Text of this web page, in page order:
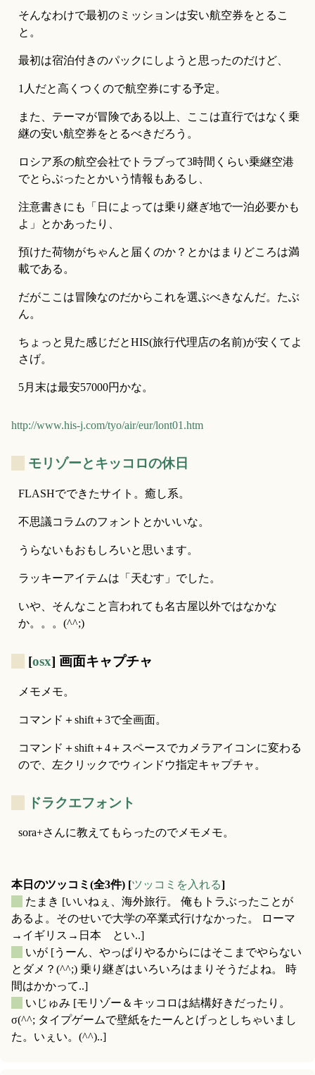
そんなわけで最初のミッションは安い航空券をとるこ
と。
最初は宿泊付きのパックにしようと思ったのだけど、
1人だと高くつくので航空券にする予定。
また、テーマが冒険である以上、ここは直行ではなく乗
継の安い航空券をとるべきだろう。
ロシア系の航空会社でトラブって3時間くらい乗継空港
でとらぶったとかいう情報もあるし、
注意書きにも「日によっては乗り継ぎ地で一泊必要かも
よ」とかあったり、
預けた荷物がちゃんと届くのか？とかはまりどころは満
載である。
だがここは冒険なのだからこれを選ぶべきなんだ。たぶ
ん。
ちょっと見た感じだとHIS(旅行代理店の名前)が安くてよ
さげ。
5月末は最安57000円かな。
http://www.his-j.com/tyo/air/eur/lont01.htm
モリゾーとキッコロの休日
FLASHでできたサイト。癒し系。
不思議コラムのフォントとかいいな。
うらないもおもしろいと思います。
ラッキーアイテムは「天むす」でした。
いや、そんなこと言われても名古屋以外ではなかな
か。。。(^^;)
[osx] 画面キャプチャ
メモメモ。
コマンド＋shift＋3で全画面。
コマンド＋shift＋4＋スペースでカメラアイコンに変わる
ので、左クリックでウィンドウ指定キャプチャ。
ドラクエフォント
sora+さんに教えてもらったのでメモメモ。
本日のツッコミ(全3件) [ツッコミを入れる]
たまき [いいねぇ、海外旅行。 俺もトラぶったことが
あるよ。そのせいで大学の卒業式行けなかった。 ローマ
→イギリス→日本 とい..]
いが [うーん、やっぱりやるからにはそこまでやらない
とダメ？(^^;) 乗り継ぎはいろいろはまりそうだよね。 時
間はかかって..]
いじゅみ [モリゾー＆キッコロは結構好きだったり。
σ(^^; タイプゲームで壁紙をたーんとげっとしちゃいまし
た。いぇい。(^^)..]